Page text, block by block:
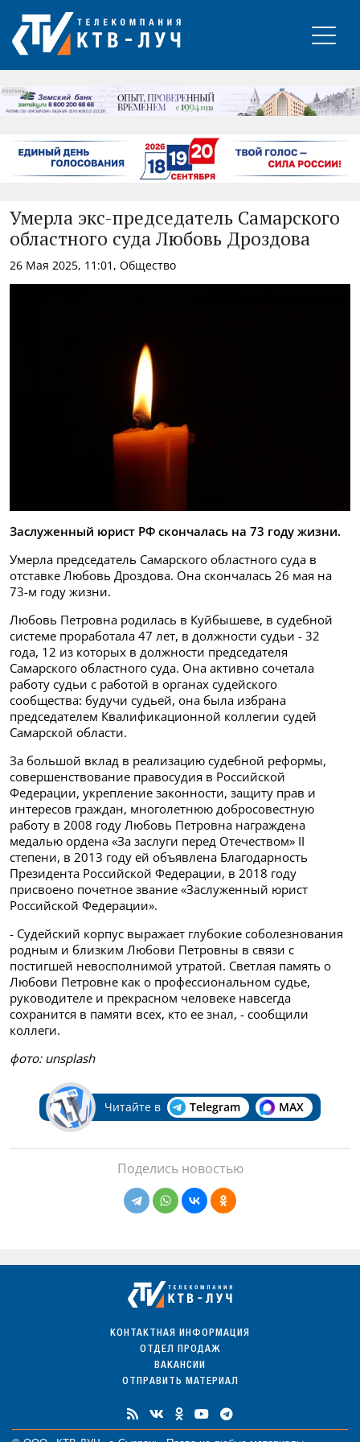
РЕКЛАМА
Умерла экс-председатель Самарского
областного суда Любовь Дроздова
26 Мая 2025, 11:01, Общество
Заслуженный юрист РФ скончалась на 73 году жизни.
Умерла председатель Самарского областного суда в
отставке Любовь Дроздова. Она скончалась 26 мая на
73-м году жизни.
Любовь Петровна родилась в Куйбышеве, в судебной
системе проработала 47 лет, в должности судьи - 32
года, 12 из которых в должности председателя
Самарского областного суда. Она активно сочетала
работу судьи с работой в органах судейского
сообщества: будучи судьей, она была избрана
председателем Квалификационной коллегии судей
Самарской области.
За большой вклад в реализацию судебной реформы,
совершенствование правосудия в Российской
Федерации, укрепление законности, защиту прав и
интересов граждан, многолетнюю добросовестную
работу в 2008 году Любовь Петровна награждена
медалью ордена «За заслуги перед Отечеством» II
степени, в 2013 году ей объявлена Благодарность
Президента Российской Федерации, в 2018 году
присвоено почетное звание «Заслуженный юрист
Российской Федерации».
- Судейский корпус выражает глубокие соболезнования
родным и близким Любови Петровны в связи с
постигшей невосполнимой утратой. Светлая память о
Любови Петровне как о профессиональном судье,
руководителе и прекрасном человеке навсегда
сохранится в памяти всех, кто ее знал, - сообщили
коллеги.
фото: unsplash
Читайте в Telegram MAX
Поделись новостью
КОНТАКТНАЯ ИНФОРМАЦИЯ
ОТДЕЛ ПРОДАЖ
ВАКАНСИИ
ОТПРАВИТЬ МАТЕРИАЛ